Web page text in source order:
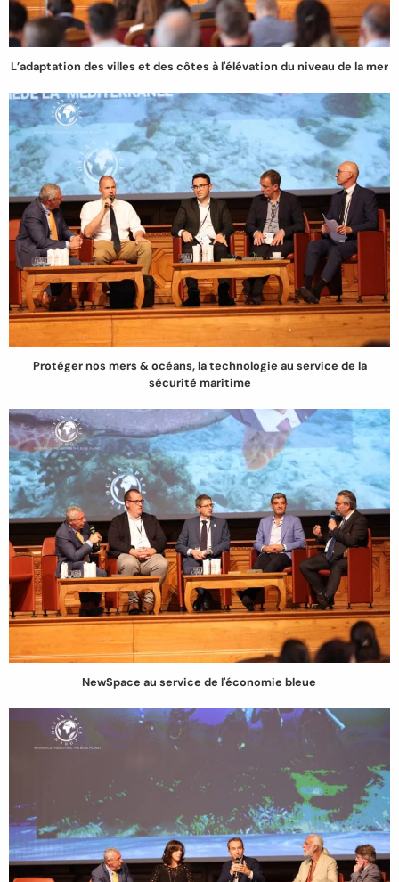
L’adaptation des villes et des côtes à l'élévation du niveau de la mer
Protéger nos mers & océans, la technologie au service de la
sécurité maritime
NewSpace au service de l'économie bleue